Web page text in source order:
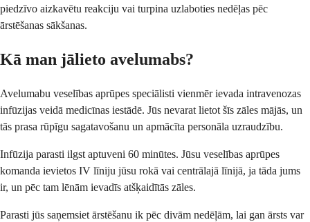
piedzīvo aizkavētu reakciju vai turpina uzlaboties nedēļas pēc
ārstēšanas sākšanas.
Kā man jālieto avelumabs?
Avelumabu veselības aprūpes speciālisti vienmēr ievada intravenozas
infūzijas veidā medicīnas iestādē. Jūs nevarat lietot šīs zāles mājās, un
tās prasa rūpīgu sagatavošanu un apmācīta personāla uzraudzību.
Infūzija parasti ilgst aptuveni 60 minūtes. Jūsu veselības aprūpes
komanda ievietos IV līniju jūsu rokā vai centrālajā līnijā, ja tāda jums
ir, un pēc tam lēnām ievadīs atšķaidītās zāles.
Parasti jūs saņemsiet ārstēšanu ik pēc divām nedēļām, lai gan ārsts var